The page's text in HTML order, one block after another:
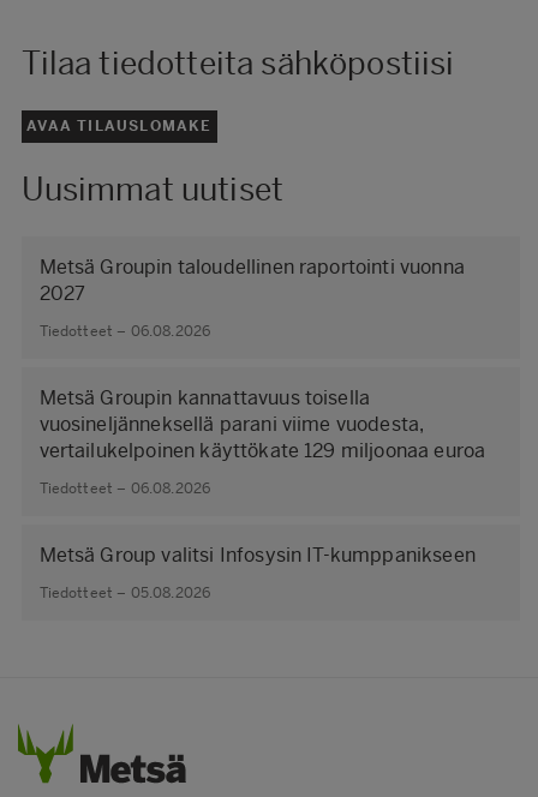
Tilaa tiedotteita sähköpostiisi
AVAA TILAUSLOMAKE
Uusimmat uutiset
Metsä Groupin taloudellinen raportointi vuonna
2027
Tiedotteet – 06.08.2026
Metsä Groupin kannattavuus toisella
vuosineljänneksellä parani viime vuodesta,
vertailukelpoinen käyttökate 129 miljoonaa euroa
Tiedotteet – 06.08.2026
Metsä Group valitsi Infosysin IT-kumppanikseen
Tiedotteet – 05.08.2026